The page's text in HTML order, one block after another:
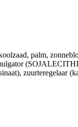
palm,
zuurteregelaar